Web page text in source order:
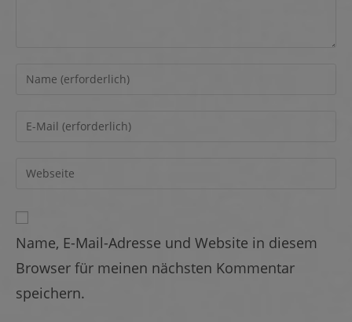
Name, E-Mail-Adresse und Website in diesem
Browser für meinen nächsten Kommentar
speichern.